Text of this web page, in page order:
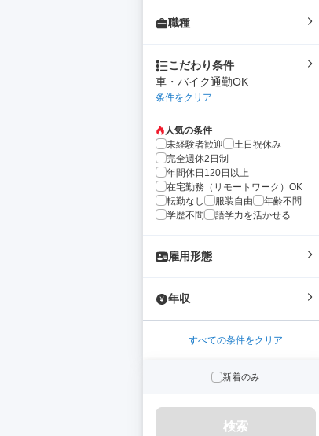
職種
こだわり条件
車・バイク通勤OK
条件をクリア
人気の条件
未経験者歓迎
土日祝休み
完全週休2日制
年間休日120日以上
在宅勤務（リモートワーク）OK
転勤なし
服装自由
年齢不問
学歴不問
語学力を活かせる
雇用形態
年収
すべての条件をクリア
新着のみ
検索